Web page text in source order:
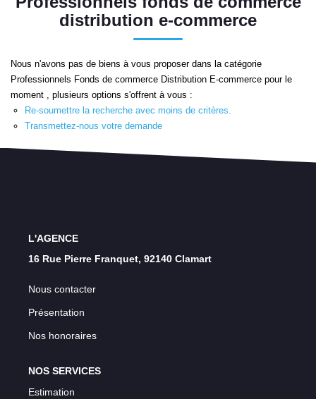
MISE EN RELATION
NOTRE ENSEIGNE
Qui Sommes-Nous
Nous Rejoindre
Nos Actualités
Surface mindistribution e-commerce
Nous n'avons pas de biens à vous proposer dans la catégorie
Professionnels Fonds de commerce Distribution E-commerce pour le
moment , plusieurs options s'offrent à vous :
Re-soumettre la recherche avec moins de critères.
Transmettez-nous votre demande
L'AGENCE
16 Rue Pierre Franquet, 92140 Clamart
Nous contacter
Présentation
Nos honoraires
NOS SERVICES
Estimation